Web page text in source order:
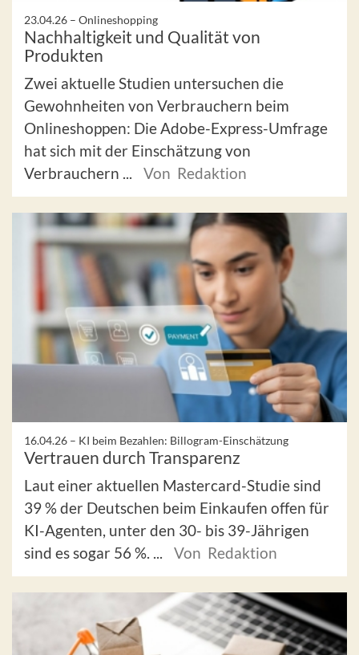
23.04.26 – Onlineshopping
Nachhaltigkeit und Qualität von
Produkten
Zwei aktuelle Studien untersuchen die
Gewohnheiten von Verbrauchern beim
Onlineshoppen: Die Adobe-Express-Umfrage
hat sich mit der Einschätzung von
Verbrauchern ...
Von Redaktion
16.04.26 – KI beim Bezahlen: Billogram-Einschätzung
Vertrauen durch Transparenz
Laut einer aktuellen Mastercard-Studie sind
39 % der Deutschen beim Einkaufen offen für
KI-Agenten, unter den 30- bis 39-Jährigen
sind es sogar 56 %. ...
Von Redaktion